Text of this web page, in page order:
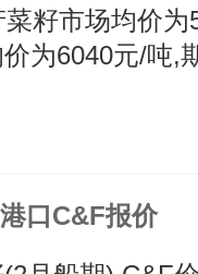
籽市场均价
为6040元/吨,
口C&F报价